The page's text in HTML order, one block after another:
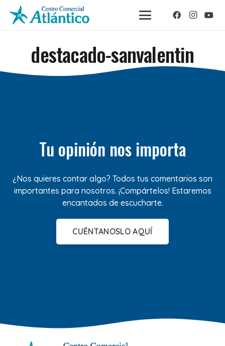
destacado-sanvalentin
Tu opinión nos importa
¿Nos quieres contar algo? Todos tus comentarios son
importantes para nosotros. ¡Compártelos! Estaremos
encantados de escucharte.
CUÉNTANOSLO AQUÍ